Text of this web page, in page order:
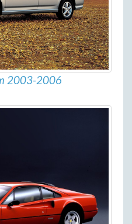
2003-2006